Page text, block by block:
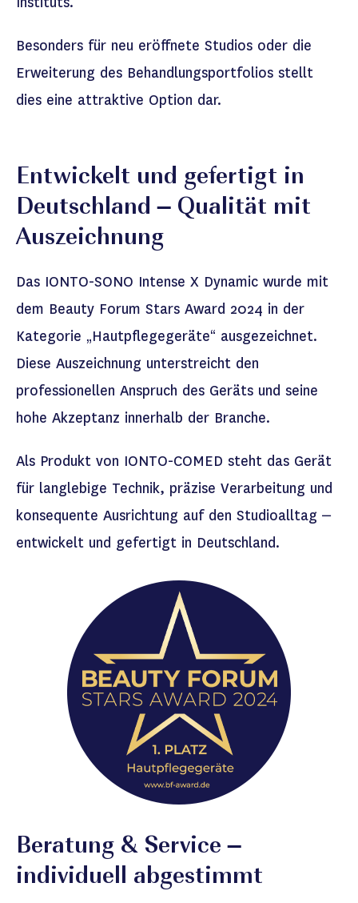
Besonders für neu eröffnete Studios oder die
Erweiterung des Behandlungsportfolios stellt
dies eine attraktive Option dar.
Entwickelt und gefertigt in
Deutschland – Qualität mit
Auszeichnung
Das IONTO-SONO Intense X Dynamic wurde mit
dem Beauty Forum Stars Award 2024 in der
Kategorie „Hautpflegegeräte“ ausgezeichnet.
Diese Auszeichnung unterstreicht den
professionellen Anspruch des Geräts und seine
hohe Akzeptanz innerhalb der Branche.
Als Produkt von IONTO-COMED steht das Gerät
für langlebige Technik, präzise Verarbeitung und
konsequente Ausrichtung auf den Studioalltag –
entwickelt und gefertigt in Deutschland.
Beratung & Service –
individuell abgestimmt